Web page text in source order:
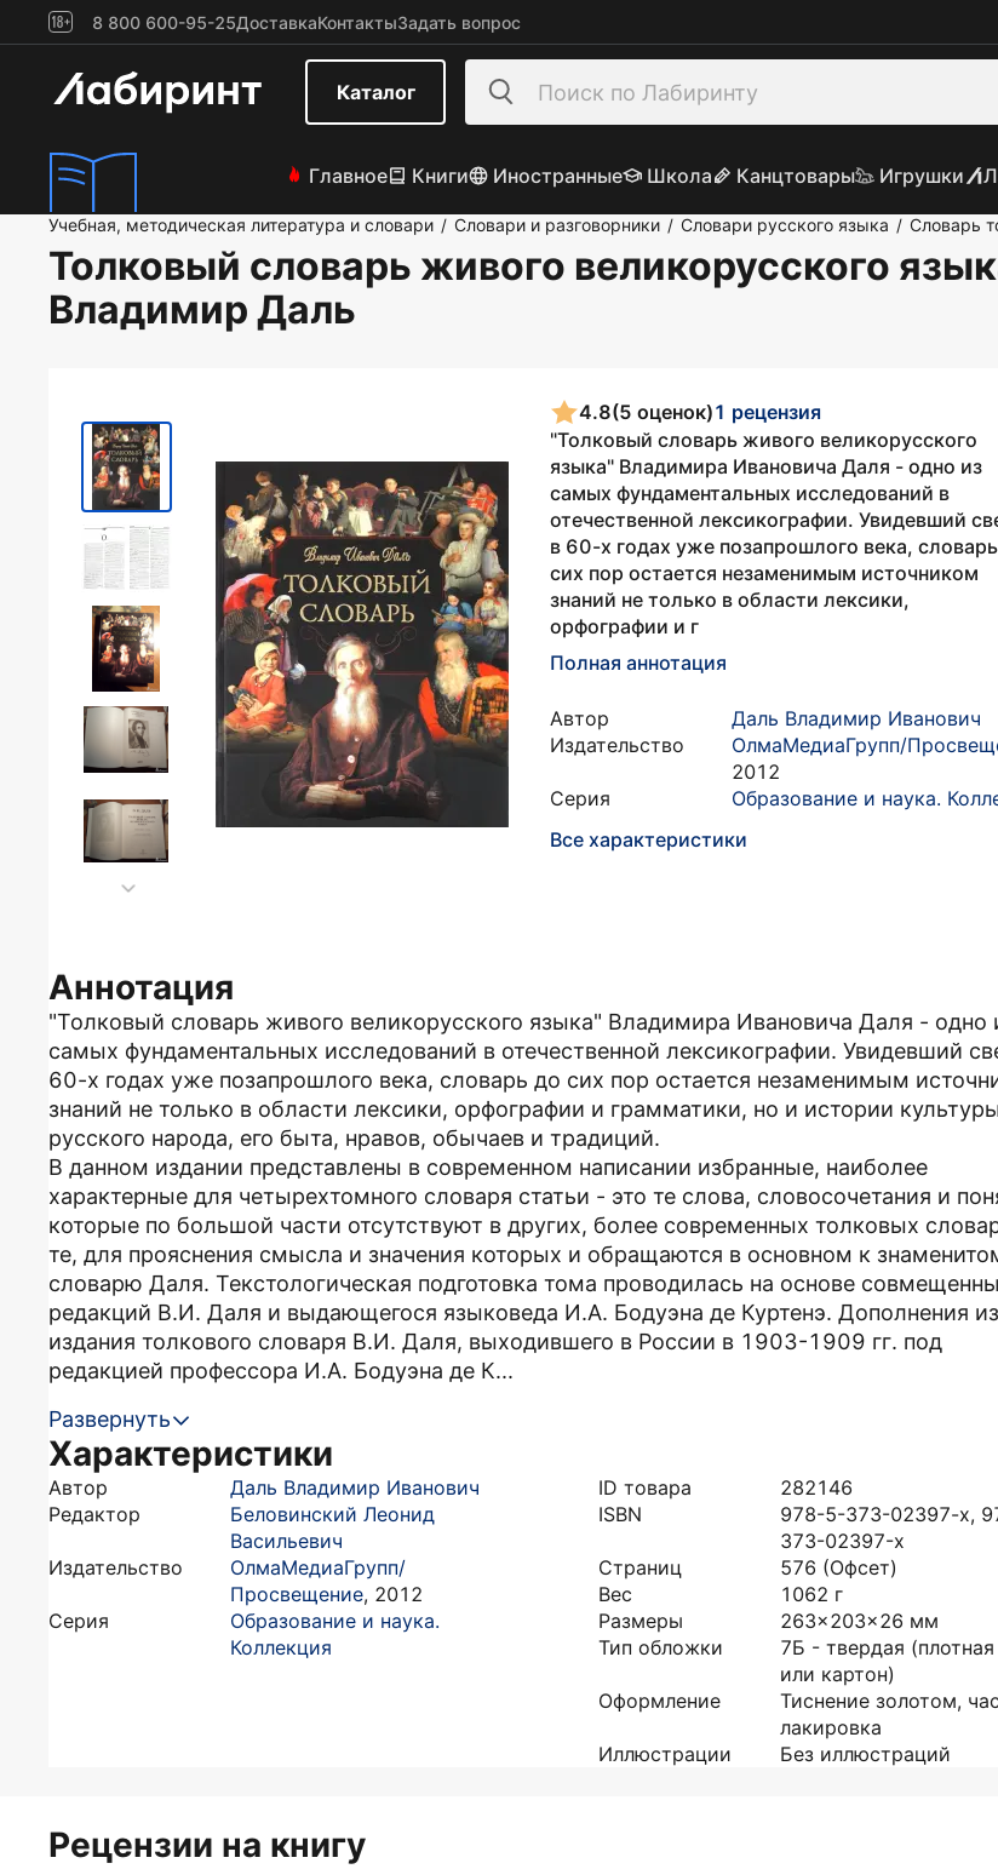
8 800 600-95-25ДоставкаКонтактыЗадать вопрос
Каталог
Главное Книги Иностранные Школа Канцтовары Игрушки
Учебная, методическая литература и словари / Словари и разговорники / Словари русского языка / Словарь
Толковый словарь живого великорусского
Владимир Даль
4.8(5 оценок)1 рецензия
"Толковый словарь живого великорусского
языка" Владимира Ивановича Даля - одно из
самых фундаментальных исследований в
отечественной лексикографии. Увидевший
в 60-х годах уже позапрошлого века,
сих пор остается незаменимым источником
знаний не только в области лексики,
орфографии и г
Полная аннотация
Автор
Даль Владимир Иванович
Издательство
ОлмаМедиаГрупп/
2012
Серия
Образование и наука.
Все характеристики
Аннотация
"Толковый словарь живого великорусского языка" Владимира Ивановича Даля - одно
самых фундаментальных исследований в отечественной лексикографии. Увидевший
60-х годах уже позапрошлого века, словарь до сих пор остается незаменимым
знаний не только в области лексики, орфографии и грамматики, но и истории
русского народа, его быта, нравов, обычаев и традиций.
В данном издании представлены в современном написании избранные, наиболее
характерные для четырехтомного словаря статьи - это те слова, словосочетания и
которые по большой части отсутствуют в других, более современных толковых
те, для прояснения смысла и значения которых и обращаются в основном к
словарю Даля. Текстологическая подготовка тома проводилась на основе
редакций В.И. Даля и выдающегося языковеда И.А. Бодуэна де Куртенэ. Дополнения из
издания толкового словаря В.И. Даля, выходившего в России в 1903-1909 гг. под
редакцией профессора И.А. Бодуэна де К...
Развернуть
Характеристики
Автор
Даль Владимир Иванович
Редактор
Беловинский Леонид
Васильевич
Издательство
ОлмаМедиаГрупп/
Просвещение, 2012
Серия
Образование и наука.
Коллекция
ID товара
282146
ISBN
978-5-373-02397-x,
373-02397-х
Страниц
576 (Офсет)
Вес
1062 г
Размеры
263x203x26 мм
Тип обложки
7Б - твердая (плотная
или картон)
Оформление
Тиснение золотом,
лакировка
Иллюстрации
Без иллюстраций
Рецензии на книгу